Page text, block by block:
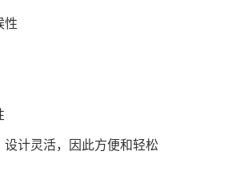
性
设计灵活，因此方便和轻松